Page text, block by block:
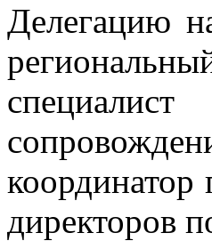
Делегацию
координатор
директоров